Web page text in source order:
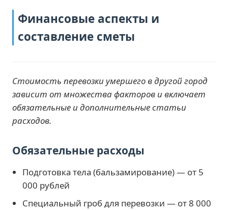
Финансовые аспекты и
составление сметы
Стоимость перевозки умершего в другой город
зависит от множества факторов и включает
обязательные и дополнительные статьи
расходов.
Обязательные расходы
Подготовка тела (бальзамирование) — от 5
000 рублей
Специальный гроб для перевозки — от 8 000